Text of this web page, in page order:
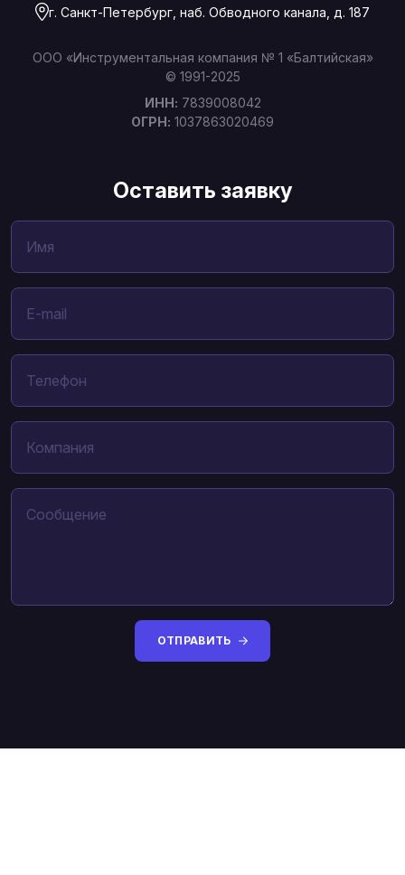
г. Санкт-Петербург, наб. Обводного канала, д. 187
ООО «Инструментальная компания № 1 «Балтийская»
© 1991-2025
ИНН: 7839008042
ОГРН: 1037863020469
Оставить заявку
ОТПРАВИТЬ